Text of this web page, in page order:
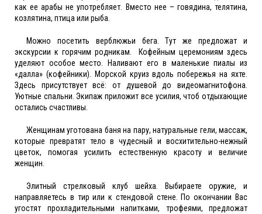
как ее арабы не употребляет. Вместо нее – говядина, телятина,
козлятина, птица или рыба.
Можно посетить верблюжьи бега. Тут же предложат и
экскурсии к горячим родникам. Кофейным церемониям здесь
уделяют особое место. Наливают его в маленькие пиалы из
«далла» (кофейники). Морской круиз вдоль побережья на яхте.
Здесь присутствует всё: от душевой до видеомагнитофона.
Уютные спальни. Экипаж приложит все усилия, чтоб отдыхающие
остались счастливы.
Женщинам уготована баня на пару, натуральные гели, массаж,
которые превратят тело в чудесный и восхитительно-нежный
цветок, помогая усилить естественную красоту и величие
женщин.
Элитный стрелковый клуб шейха. Выбираете оружие, и
направляетесь в тир или к стендовой стене. По окончании Вас
угостят прохладительными напитками, трофеями, предложат